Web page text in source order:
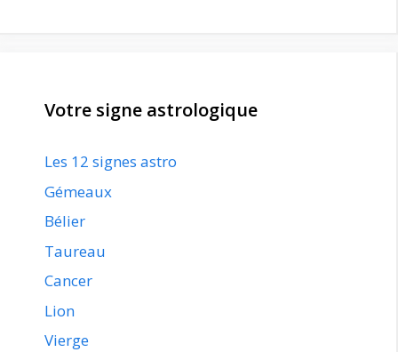
Votre signe astrologique
Les 12 signes astro
Gémeaux
Bélier
Taureau
Cancer
Lion
Vierge